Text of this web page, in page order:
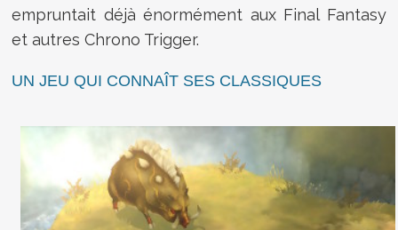
empruntait déjà énormément aux Final Fantasy
et autres Chrono Trigger.
UN JEU QUI CONNAÎT SES CLASSIQUES